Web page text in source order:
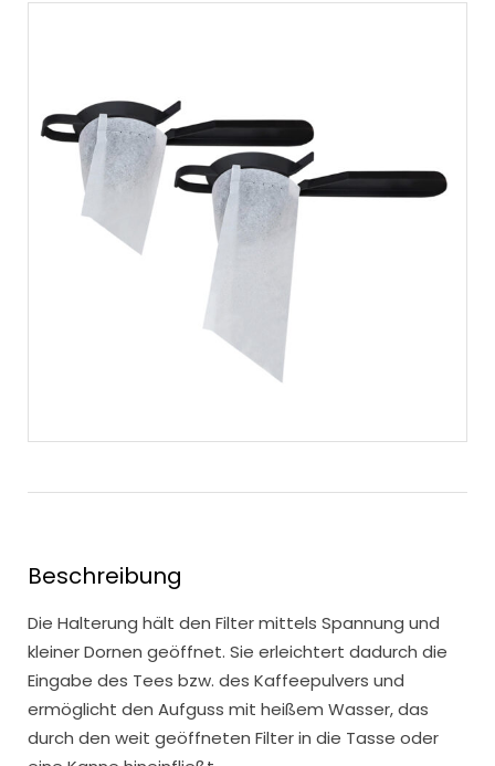
Beschreibung
Die Halterung hält den Filter mittels Spannung und
kleiner Dornen geöffnet. Sie erleichtert dadurch die
Eingabe des Tees bzw. des Kaffeepulvers und
ermöglicht den Aufguss mit heißem Wasser, das
durch den weit geöffneten Filter in die Tasse oder